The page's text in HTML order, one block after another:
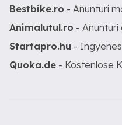
Bestbike.ro - Anunturi
Animalutul.ro -
Startapro.hu -
Quoka.de - Kostenlose